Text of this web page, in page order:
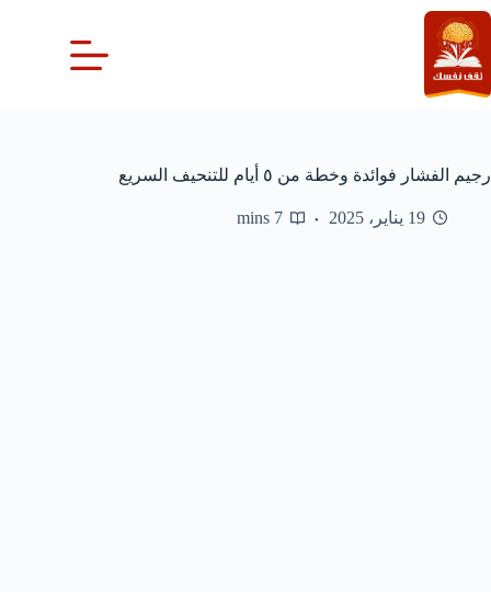
التجاوز
إلى
المحتوى
رجيم الفشار فوائدة وخطة من ٥ أيام للتنحيف السريع
19 يناير، 2025 7 mins